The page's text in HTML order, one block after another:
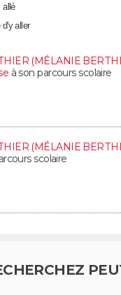
allé
aller
(MÉLANIE
à son parcours scolaire
(MÉLANIE
scolaire